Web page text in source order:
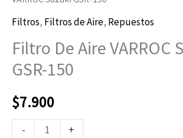
Filtros, Filtros de Aire, Repuestos
Filtro De Aire VARROC
GSR-150
$7.900
- +